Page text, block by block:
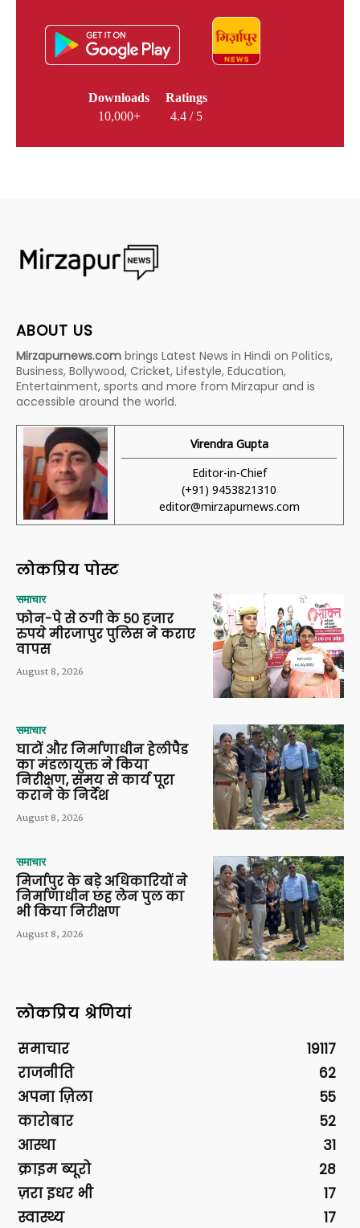
Downloads
10,000+
Ratings
4.4 / 5
ABOUT US
Mirzapurnews.com brings Latest News in Hindi on Politics,
Business, Bollywood, Cricket, Lifestyle, Education,
Entertainment, sports and more from Mirzapur and is
accessible around the world.
Virendra Gupta
Editor-in-Chief
(+91) 9453821310
editor@mirzapurnews.com
लोकप्रिय पोस्ट
समाचार
फोन-पे से ठगी के 50 हजार
रुपये मीरजापुर पुलिस ने कराए
वापस
August 8, 2026
समाचार
घाटों और निर्माणाधीन हेलीपैड
का मंडलायुक्त ने किया
निरीक्षण, समय से कार्य पूरा
कराने के निर्देश
August 8, 2026
समाचार
मिर्जापुर के बड़े अधिकारियों ने
निर्माणाधीन छह लेन पुल का
भी किया निरीक्षण
August 8, 2026
लोकप्रिय श्रेणियां
समाचार
19117
राजनीति
62
अपना ज़िला
55
कारोबार
52
आस्था
31
क्राइम ब्यूरो
28
ज़रा इधर भी
17
स्वास्थ्य
17